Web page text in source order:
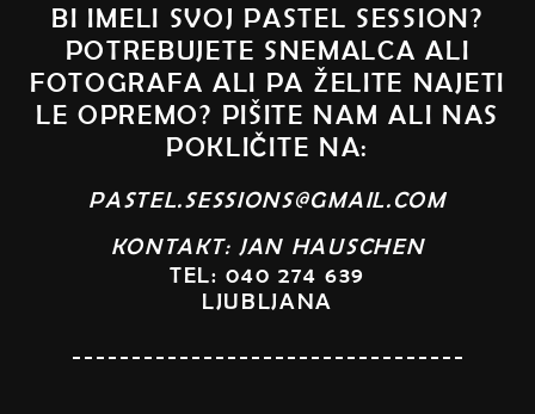
BI IMELI SVOJ PASTEL SESSION?
POTREBUJETE SNEMALCA ALI
FOTOGRAFA ALI PA ŽELITE NAJETI
LE OPREMO? PIŠITE NAM ALI NAS
POKLIČITE NA:
PASTEL.SESSIONS@GMAIL.COM
KONTAKT: JAN HAUSCHEN
TEL: 040 274 639
LJUBLJANA